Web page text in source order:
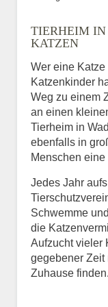
Ort
TIERHEIM
KATZEN
Wer eine
Katzenkinder
Weg zu einem
an einen
Tierheim in
ebenfalls in
Menschen
Jedes Jahr
Schwemme
die
Aufzucht vieler
gegebener
Zuhause finden.